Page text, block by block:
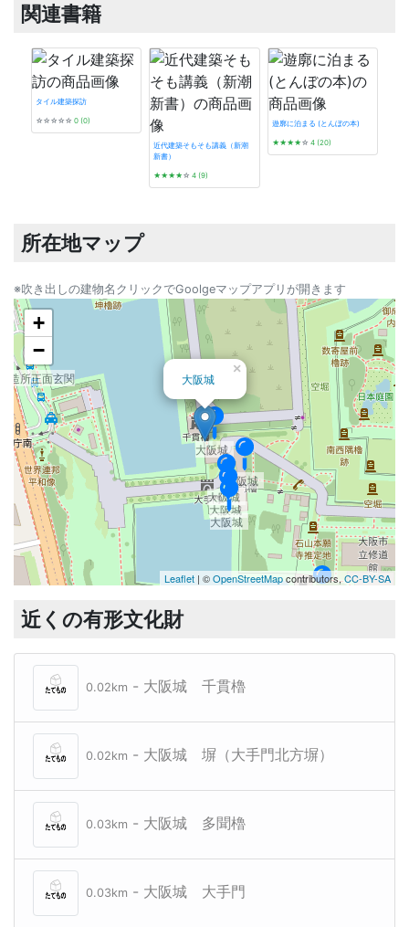
関連書籍
タイル建築探訪
☆☆☆☆☆ 0 (0)
近代建築そもそも講義（新潮
新書）
★★★★☆ 4 (9)
遊廓に泊まる (とんぼの本)
★★★★☆ 4 (20)
所在地マップ
※吹き出しの建物名クリックでGoolgeマップアプリが開きます
大阪城
大阪城
大阪城
大阪城
大阪城
造所正面玄関 大阪城
×
+
−
Leaflet | ©OpenStreetMapcontributors,CC-BY-SA
近くの有形文化財
0.02km - 大阪城 千貫櫓
0.02km - 大阪城 塀（大手門北方塀）
0.03km - 大阪城 多聞櫓
0.03km - 大阪城 大手門